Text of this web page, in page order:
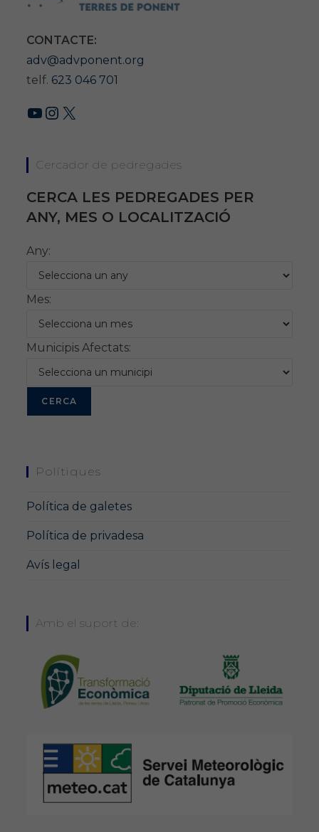
CONTACTE:
adv@advponent.org
telf. 623 046 701
YouTube
Instagram
X
Cercador de pedregades
CERCA LES PEDREGADES PER
ANY, MES O LOCALITZACIÓ
Any:
Mes:
Municipis Afectats:
Polítiques
Política de galetes
Política de privadesa
Avís legal
Amb el suport de: